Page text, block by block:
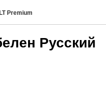
Premium
Русский